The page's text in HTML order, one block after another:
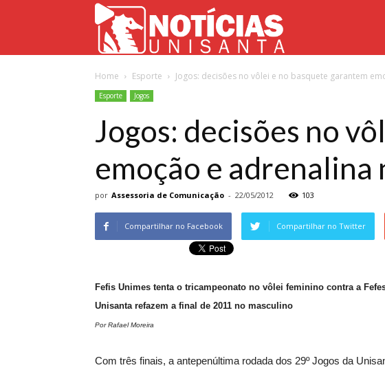
Unisanta
Home Esporte Jogos: decisões no vôlei e no basquete garantem
Esporte Jogos
Jogos: decisões no
emoção e
por Assessoria de Comunicação - 22/05/2012 103
Compartilhar no Facebook Compartilhar no Twitter
Fefis Unimes tenta o tricampeonato no vôlei feminino contra a
Unisanta refazem a final de 2011 no masculino
Por Rafael Moreira
Com três finais, a antepenúltima rodada dos 29º Jogos da